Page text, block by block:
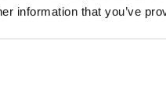
information that you’ve
die grüne, naturreiche
Ihrem Liebsten. Wir
Level an, damit jeder
kann.